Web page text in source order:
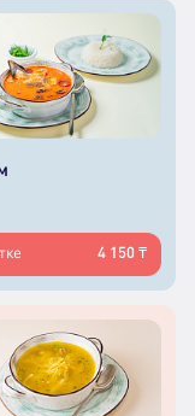
4 150 ₸